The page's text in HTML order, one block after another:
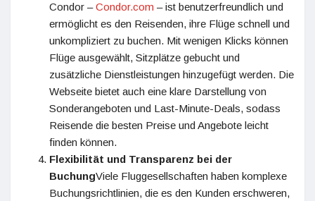
Condor –Condor.com – ist benutzerfreundlich und
ermöglicht es den Reisenden, ihre Flüge schnell und
unkompliziert zu buchen. Mit wenigen Klicks können
Flüge ausgewählt, Sitzplätze gebucht und
zusätzliche Dienstleistungen hinzugefügt werden. Die
Webseite bietet auch eine klare Darstellung von
Sonderangeboten und Last-Minute-Deals, sodass
Reisende die besten Preise und Angebote leicht
finden können.
Flexibilität und Transparenz bei der
BuchungViele Fluggesellschaften haben komplexe
Buchungsrichtlinien, die es den Kunden erschweren,